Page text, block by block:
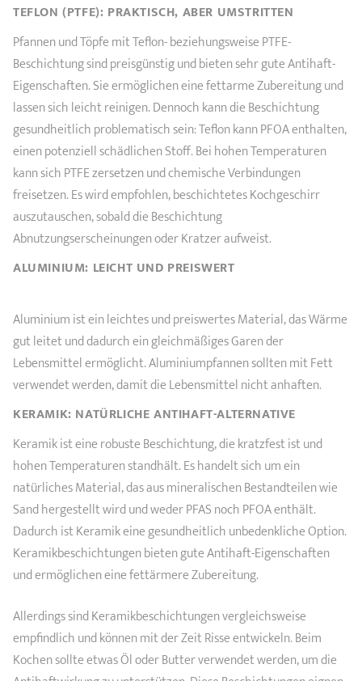
TEFLON (PTFE): PRAKTISCH, ABER UMSTRITTEN
Pfannen und Töpfe mit Teflon- beziehungsweise PTFE-
Beschichtung sind preisgünstig und bieten sehr gute Antihaft-
Eigenschaften. Sie ermöglichen eine fettarme Zubereitung und
lassen sich leicht reinigen. Dennoch kann die Beschichtung
gesundheitlich problematisch sein: Teflon kann PFOA enthalten,
einen potenziell schädlichen Stoff. Bei hohen Temperaturen
kann sich PTFE zersetzen und chemische Verbindungen
freisetzen. Es wird empfohlen, beschichtetes Kochgeschirr
auszutauschen, sobald die Beschichtung
Abnutzungserscheinungen oder Kratzer aufweist.
ALUMINIUM: LEICHT UND PREISWERT
Aluminium ist ein leichtes und preiswertes Material, das Wärme
gut leitet und dadurch ein gleichmäßiges Garen der
Lebensmittel ermöglicht. Aluminiumpfannen sollten mit Fett
verwendet werden, damit die Lebensmittel nicht anhaften.
KERAMIK: NATÜRLICHE ANTIHAFT-ALTERNATIVE
Keramik ist eine robuste Beschichtung, die kratzfest ist und
hohen Temperaturen standhält. Es handelt sich um ein
natürliches Material, das aus mineralischen Bestandteilen wie
Sand hergestellt wird und weder PFAS noch PFOA enthält.
Dadurch ist Keramik eine gesundheitlich unbedenkliche Option.
Keramikbeschichtungen bieten gute Antihaft-Eigenschaften
und ermöglichen eine fettärmere Zubereitung.
Allerdings sind Keramikbeschichtungen vergleichsweise
empfindlich und können mit der Zeit Risse entwickeln. Beim
Kochen sollte etwas Öl oder Butter verwendet werden, um die